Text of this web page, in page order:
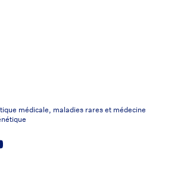
médicale, maladies rares et médecine